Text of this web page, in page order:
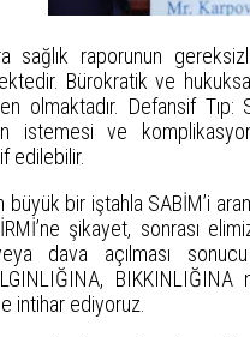
sağlık raporunun
Bürokratik ve hukuksal
olmaktadır. Defansif Tıp:
istemesi ve
edilebilir.
büyük bir iştahla SABİM’i
şikayet, sonrası
dava açılması
intihar ediyoruz.